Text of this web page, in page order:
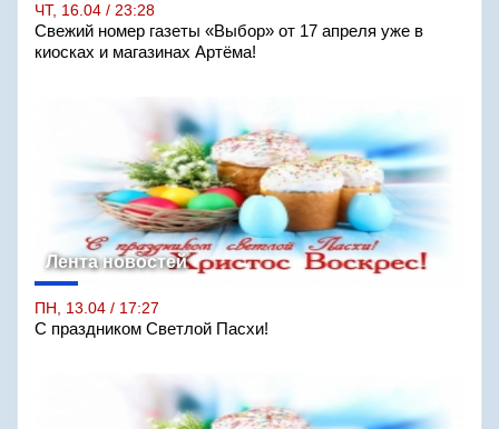
ЧТ, 16.04 / 23:28
Свежий номер газеты «Выбор» от 17 апреля уже в
киосках и магазинах Артёма!
Лента новостей
ПН, 13.04 / 17:27
С праздником Светлой Пасхи!